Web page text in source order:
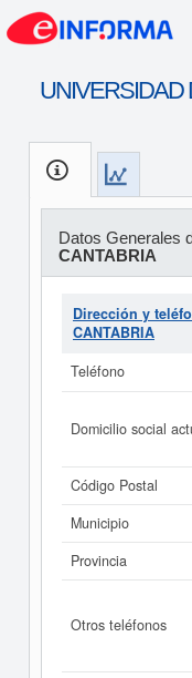
UNIVERSIDAD
Datos Generales
CANTABRIA
Dirección y
CANTABRIA
Teléfono
Domicilio social
Código Postal
Municipio
Provincia
Otros teléfonos